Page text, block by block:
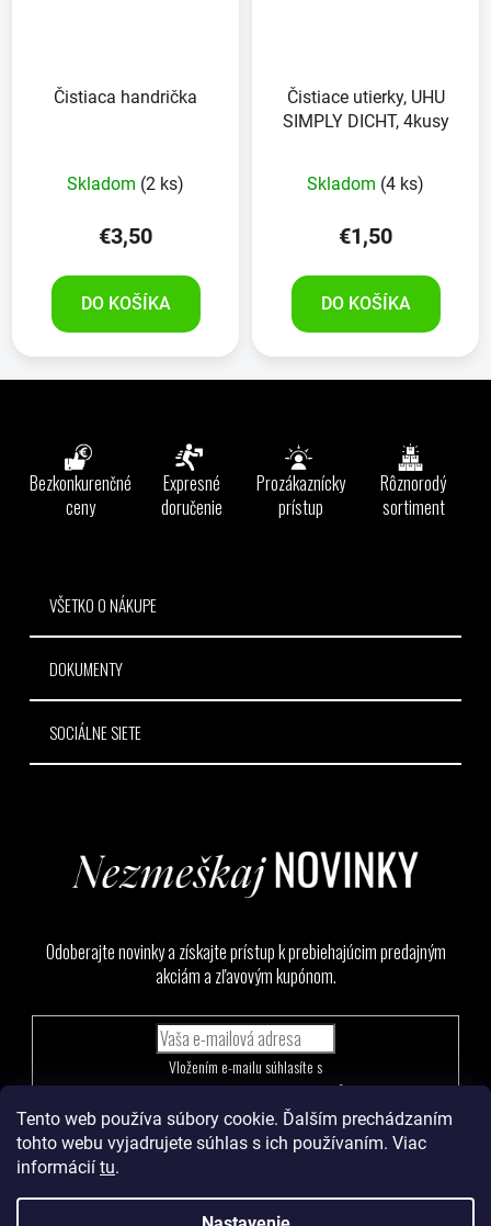
Tento web používa súbory cookie. Ďalším prechádzaním
tohto webu vyjadrujete súhlas s ich používaním. Viac
informácií tu.
Čistiaca handrička
Skladom (2 ks)
€3,50
DO KOŠÍKA
Čistiace utierky, UHU
SIMPLY DICHT, 4kusy
Skladom (4 ks)
€1,50
DO KOŠÍKA
Bezkonkurenčné
ceny
Expresné
doručenie
Prozákaznícky
prístup
Rôznorodý
sortiment
VŠETKO O NÁKUPE
DOKUMENTY
SOCIÁLNE SIETE
Odoberajte novinky a získajte prístup k prebiehajúcim predajným
akciám a zľavovým kupónom.
podmienkami ochrany osobných údajov
PRIHLÁSIŤ